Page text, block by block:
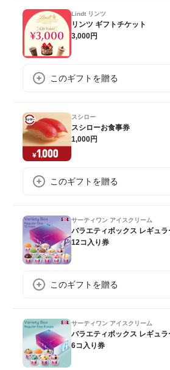
Lindt リンツ
リンツ ギフトチケット
3,000円
このギフトを贈る
スシロー
スシローお食事券
1,000円
このギフトを贈る
サーティワン アイスクリーム
バラエティボックス レギュ
12コ入り券
このギフトを贈る
サーティワン アイスクリーム
バラエティボックス レギュ
6コ入り券